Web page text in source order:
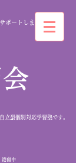
ポートします。
立型個別対応学習塾です。
港南中